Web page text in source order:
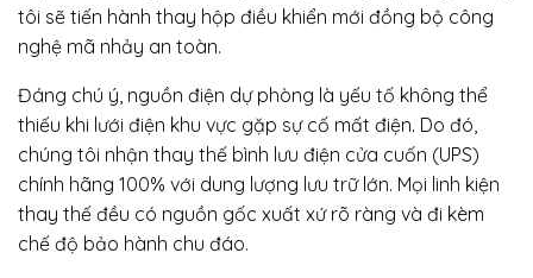
tôi sẽ tiến hành thay hộp điều khiển mới đồng bộ công
nghệ mã nhảy an toàn.
Đáng chú ý, nguồn điện dự phòng là yếu tố không thể
thiếu khi lưới điện khu vực gặp sự cố mất điện. Do đó,
chúng tôi nhận thay thế bình lưu điện cửa cuốn (UPS)
chính hãng 100% với dung lượng lưu trữ lớn. Mọi linh kiện
thay thế đều có nguồn gốc xuất xứ rõ ràng và đi kèm
chế độ bảo hành chu đáo.